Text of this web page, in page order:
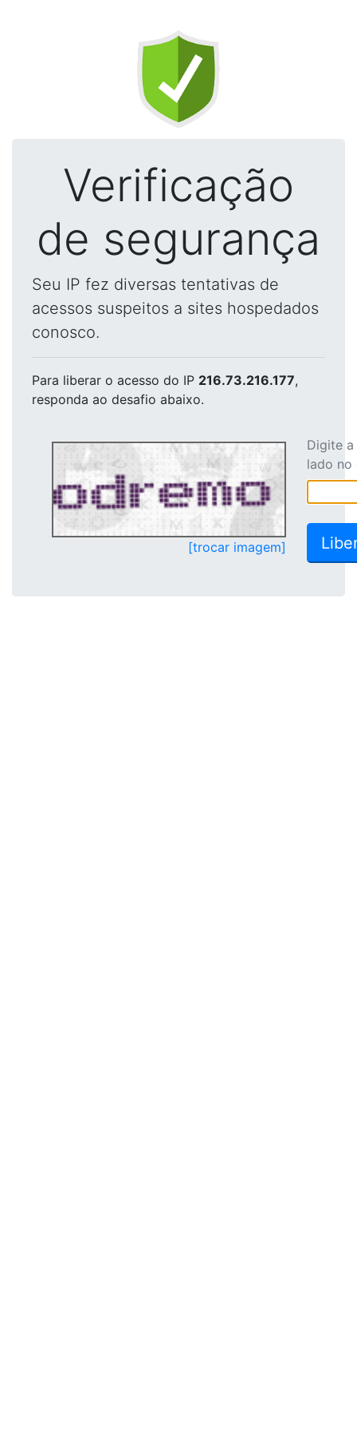
Verificação
de segurança
Seu IP fez diversas tentativas de
acessos suspeitos a sites hospedados
conosco.
Para liberar o acesso do IP 216.73.216.177,
responda ao desafio abaixo.
[trocar imagem]
Digite
lado no